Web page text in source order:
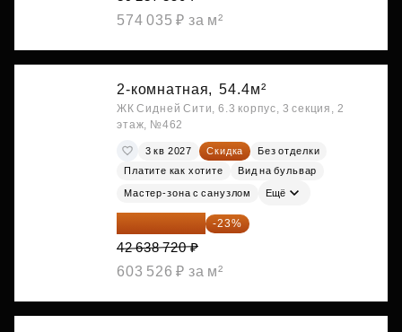
574 035 ₽ за м²
2-комнатная, 54.4м²
ЖК Сидней Сити, 6.3 корпус, 3 секция, 2
этаж, №462
3 кв 2027 Скидка
Без отделки
Платите как хотите
Вид на бульвар
Мастер-зона с санузлом Ещё
32 831 814 ₽ -23%
42 638 720 ₽
603 526 ₽ за м²